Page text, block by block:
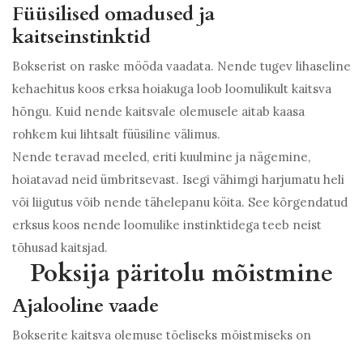
Füüsilised omadused ja
kaitseinstinktid
Bokserist on raske mööda vaadata. Nende tugev lihaseline
kehaehitus koos erksa hoiakuga loob loomulikult kaitsva
hõngu. Kuid nende kaitsvale olemusele aitab kaasa
rohkem kui lihtsalt füüsiline välimus.
Nende teravad meeled, eriti kuulmine ja nägemine,
hoiatavad neid ümbritsevast. Isegi vähimgi harjumatu heli
või liigutus võib nende tähelepanu köita. See kõrgendatud
erksus koos nende loomulike instinktidega teeb neist
tõhusad kaitsjad.
Poksija päritolu mõistmine
Ajalooline vaade
Bokserite kaitsva olemuse tõeliseks mõistmiseks on